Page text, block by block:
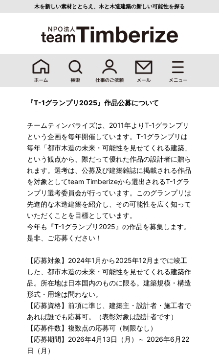
木を新しい素材ととらえ、 木と木造建築の新しい可能性を探る
『T-1グランプリ2025』作品公募について
チームティンバライズは、2011年よりT-1グランプリ
という企画を毎年開催しています。T-1グランプリは
毎年「都市木造の未来・可能性を見せてくれる建築」
という観点から、際だって優れた作品の設計者に贈ら
れます。選考は、公募及び建築雑誌に掲載される作品
を対象としてteam Timberizeから選出されるT-1グラ
ンプリ選考委員会が行っています。このグランプリは
先進的な木造建築を紹介し、その可能性を広く知って
いただくことを目標としています。
今年も『T-1グランプリ2025』の作品を募集します。
是非、ご応募ください！
【応募対象】2024年1月から2025年12月までに竣工
した、都市木造の未来・可能性を見せてくれる建築作
品。所在地は日本国内のものに限る。建築規模・構造
形式・用途は問わない。
【応募資格】前項に準じ、建築主・設計者・施工者で
あれば誰でも応募可。（表彰対象は設計者です）
【応募件数】複数点の応募可（制限なし）
【応募期間】2026年4月13日（月）～ 2026年6月22
日（月）